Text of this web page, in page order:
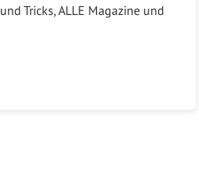
Tricks, ALLE Magazine und